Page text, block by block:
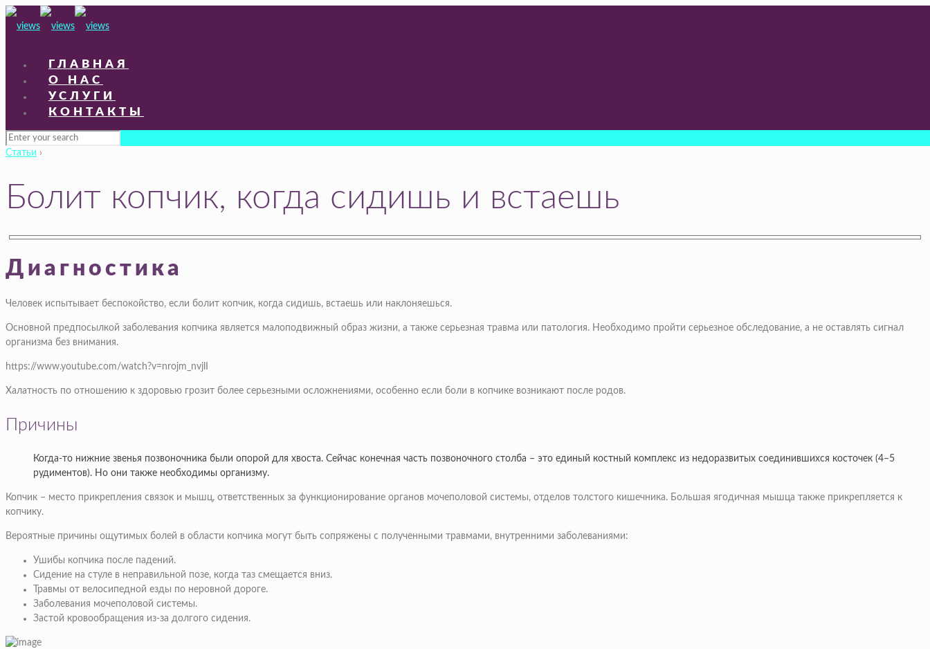
ГЛАВНАЯ
О НАС
УСЛУГИ
КОНТАКТЫ
Статьи ›
Болит копчик, когда сидишь и встаешь
Диагностика
Человек испытывает беспокойство, если болит копчик, когда сидишь, встаешь или наклоняешься.
Основной предпосылкой заболевания копчика является малоподвижный образ жизни, а также серьезная травма или патология. Необходимо пройти серьезное обследование, а не оставлять сигнал
организма без внимания.
https://www.youtube.com/watch?v=nrojm_nvjlI
Халатность по отношению к здоровью грозит более серьезными осложнениями, особенно если боли в копчике возникают после родов.
Причины
Когда-то нижние звенья позвоночника были опорой для хвоста. Сейчас конечная часть позвоночного столба – это единый костный комплекс из недоразвитых соединившихся косточек (4–5
рудиментов). Но они также необходимы организму.
Копчик – место прикрепления связок и мышц, ответственных за функционирование органов мочеполовой системы, отделов толстого кишечника. Большая ягодичная мышца также прикрепляется к
копчику.
Вероятные причины ощутимых болей в области копчика могут быть сопряжены с полученными травмами, внутренними заболеваниями:
Ушибы копчика после падений.
Сидение на стуле в неправильной позе, когда таз смещается вниз.
Травмы от велосипедной езды по неровной дороге.
Заболевания мочеполовой системы.
Застой кровообращения из-за долгого сидения.